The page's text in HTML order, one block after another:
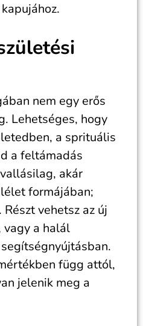
nem egy erős
Lehetséges, hogy
a sprituális
a feltámadás
akár
formájában;
vehetsz az új
a halál
függ attól,
jelenik meg a